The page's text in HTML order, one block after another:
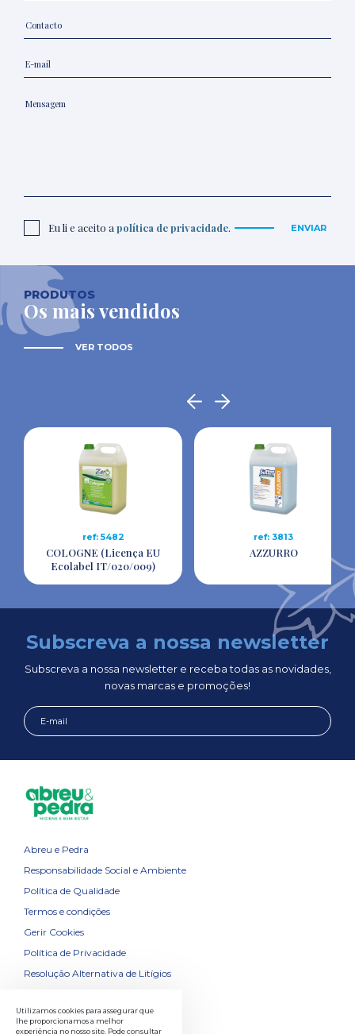
Eu li e aceito a política de privacidade. ENVIAR
PRODUTOS
Os mais vendidos
VER TODOS
ref: 5482
COLOGNE (Licença EU
Ecolabel IT/020/009)
ref: 3813
AZZURRO
Subscreva a nossa newsletter
Subscreva a nossa newsletter e receba todas as novidades,
novas marcas e promoções!
Abreu e Pedra
Responsabilidade Social e Ambiente
Política de Qualidade
Termos e condições
Gerir Cookies
Política de Privacidade
Resolução Alternativa de Litígios
Utilizamos cookies para assegurar que
lhe proporcionamos a melhor
experiência no nosso site. Pode consultar